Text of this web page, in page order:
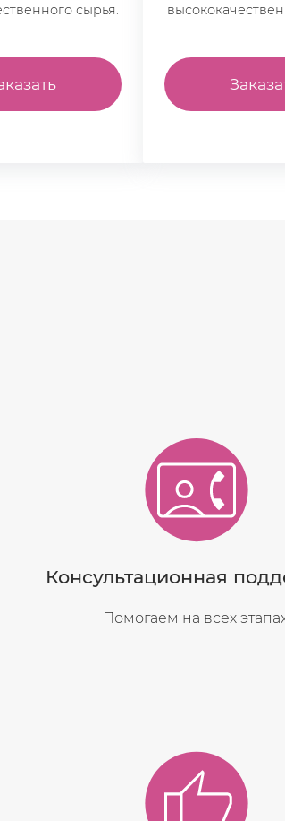
сырья.
Консультационная
Помогаем на всех